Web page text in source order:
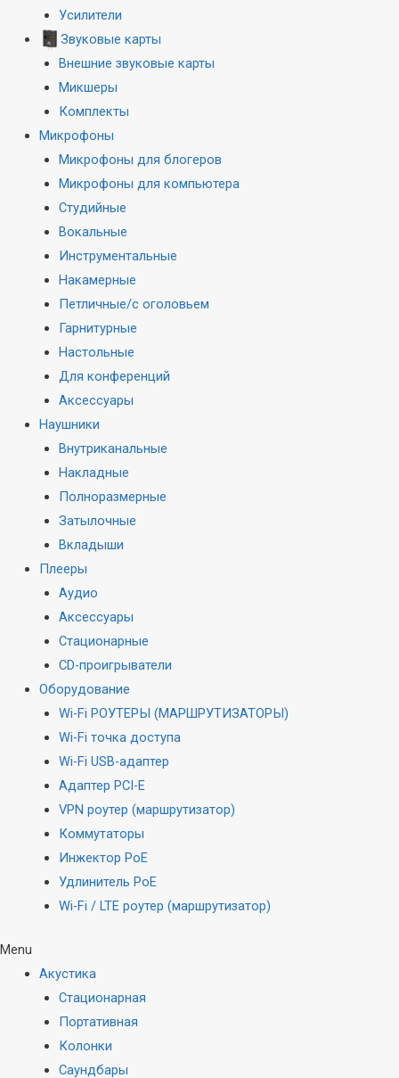
Усилители
Звуковые карты
Внешние звуковые карты
Микшеры
Комплекты
Микрофоны
Микрофоны для блогеров
Микрофоны для компьютера
Студийные
Вокальные
Инструментальные
Накамерные
Петличные/с оголовьем
Гарнитурные
Настольные
Для конференций
Аксессуары
Наушники
Внутриканальные
Накладные
Полноразмерные
Затылочные
Вкладыши
Плееры
Аудио
Аксессуары
Стационарные
CD-проигрыватели
Оборудование
Wi-Fi РОУТЕРЫ (МАРШРУТИЗАТОРЫ)
Wi-Fi точка доступа
Wi-Fi USB-адаптер
Адаптер PCI-E
VPN роутер (маршрутизатор)
Коммутаторы
Инжектор PoE
Удлинитель PoE
Wi-Fi / LTE роутер (маршрутизатор)
Menu
Акустика
Стационарная
Портативная
Колонки
Саундбары